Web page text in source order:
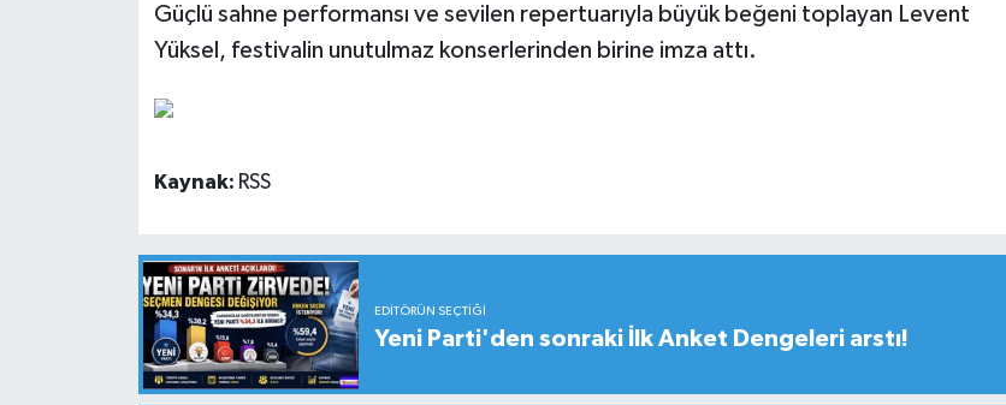
Güçlü sahne performansı ve sevilen repertuarıyla büyük beğeni toplayan Levent
Yüksel, festivalin unutulmaz konserlerinden birine imza attı.
Kaynak: RSS
EDITÖRÜN SEÇTIĞI
Yeni Parti'den sonraki İlk Anket Dengeleri arstı!